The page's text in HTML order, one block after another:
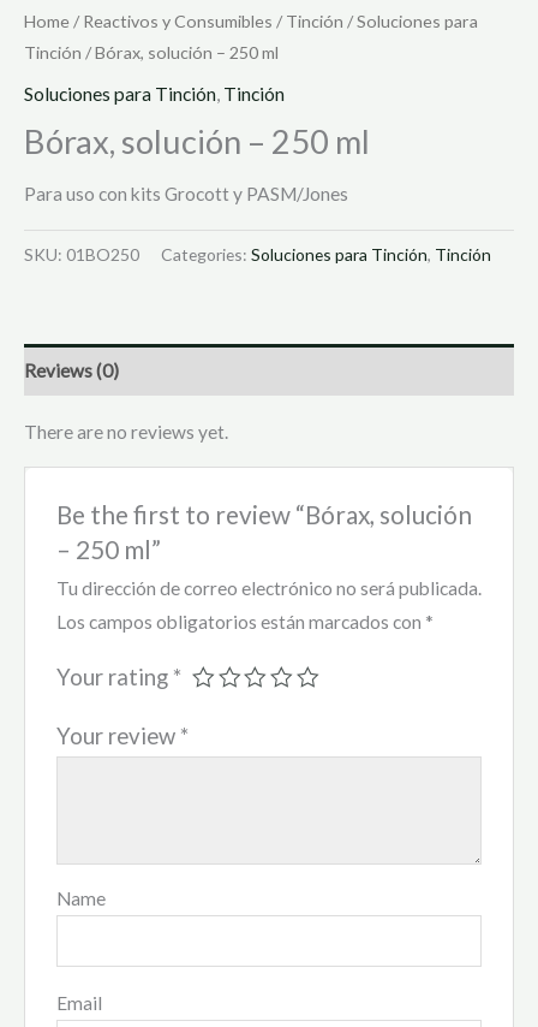
Home/Reactivos y Consumibles /Tinción /Soluciones para
Tinción / Bórax, solución – 250 ml
Soluciones para Tinción, Tinción
Bórax, solución – 250 ml
Para uso con kits Grocott y PASM/Jones
SKU: 01BO250 Categories: Soluciones para Tinción, Tinción
Reviews (0)
There are no reviews yet.
Be the first to review “Bórax, solución
– 250 ml”
Tu dirección de correo electrónico no será publicada.
Los campos obligatorios están marcados con *
Your rating *
Your review *
Name
Email